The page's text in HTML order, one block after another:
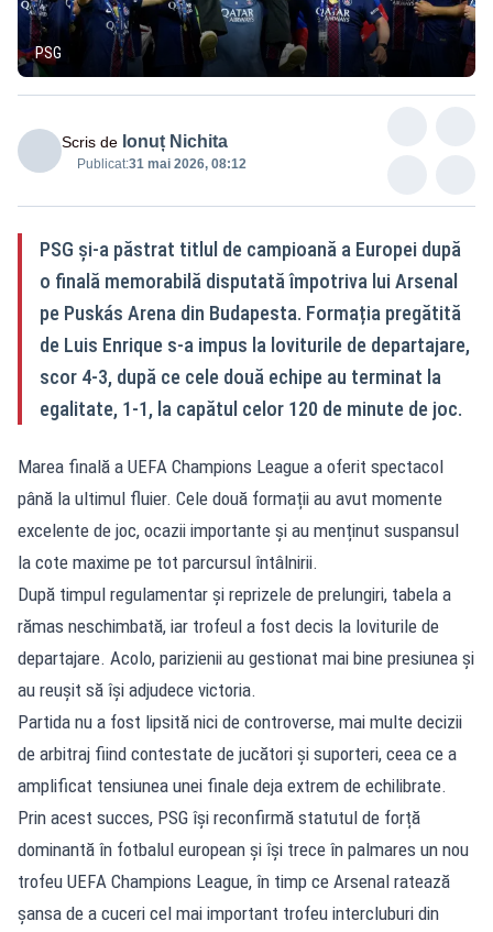
PSG
Scris de Ionuț Nichita
Publicat:31 mai 2026, 08:12
PSG și-a păstrat titlul de campioană a Europei după
o finală memorabilă disputată împotriva lui Arsenal
pe Puskás Arena din Budapesta. Formația pregătită
de Luis Enrique s-a impus la loviturile de departajare,
scor 4-3, după ce cele două echipe au terminat la
egalitate, 1-1, la capătul celor 120 de minute de joc.
Marea finală a UEFA Champions League a oferit spectacol
până la ultimul fluier. Cele două formații au avut momente
excelente de joc, ocazii importante și au menținut suspansul
la cote maxime pe tot parcursul întâlnirii.
După timpul regulamentar și reprizele de prelungiri, tabela a
rămas neschimbată, iar trofeul a fost decis la loviturile de
departajare. Acolo, parizienii au gestionat mai bine presiunea și
au reușit să își adjudece victoria.
Partida nu a fost lipsită nici de controverse, mai multe decizii
de arbitraj fiind contestate de jucători și suporteri, ceea ce a
amplificat tensiunea unei finale deja extrem de echilibrate.
Prin acest succes, PSG își reconfirmă statutul de forță
dominantă în fotbalul european și își trece în palmares un nou
trofeu UEFA Champions League, în timp ce Arsenal ratează
șansa de a cuceri cel mai important trofeu intercluburi din